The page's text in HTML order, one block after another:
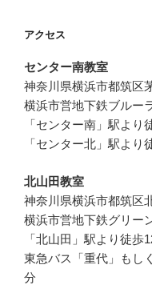
アクセス
センター南教室
神奈川県横浜市都筑区
横浜市営地下鉄ブルー
「センター南」駅より
「センター北」駅より
北山田教室
神奈川県横浜市都筑区
横浜市営地下鉄グリー
「北山田」駅より徒歩
東急バス「重代」もし
分